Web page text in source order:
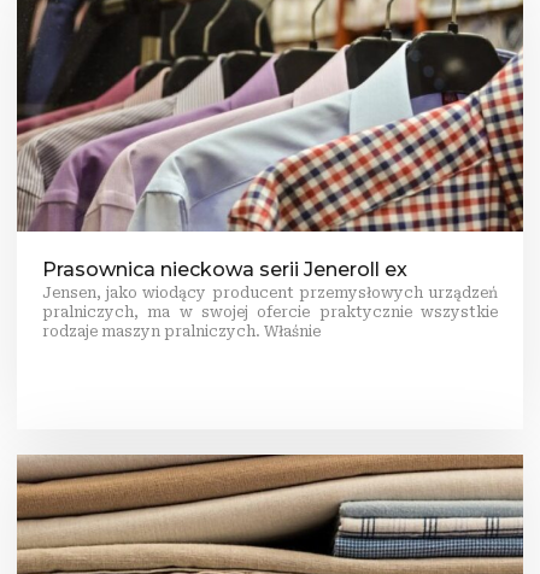
Prasownica nieckowa serii Jeneroll ex
Jensen, jako wiodący producent przemysłowych urządzeń
pralniczych, ma w swojej ofercie praktycznie wszystkie
rodzaje maszyn pralniczych. Właśnie